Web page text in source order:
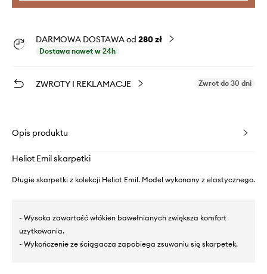
DARMOWA DOSTAWA od 280 zł
Dostawa nawet w 24h
ZWROTY I REKLAMACJE Zwrot do 30 dni
Opis produktu
Heliot Emil skarpetki
Długie skarpetki z kolekcji Heliot Emil. Model wykonany z elastycznego.
- Wysoka zawartość włókien bawełnianych zwiększa komfort
użytkowania.
- Wykończenie ze ściągacza zapobiega zsuwaniu się skarpetek.